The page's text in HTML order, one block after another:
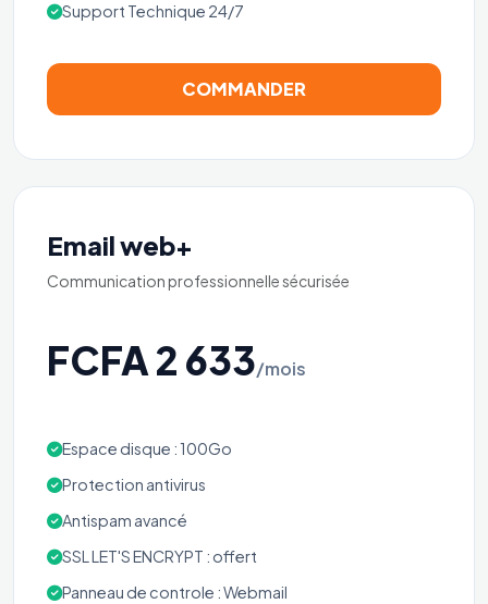
Support Technique 24/7
COMMANDER
Email web+
Communication professionnelle sécurisée
FCFA 2 633/mois
Espace disque : 100Go
Protection antivirus
Antispam avancé
SSL LET'S ENCRYPT : offert
Panneau de controle : Webmail